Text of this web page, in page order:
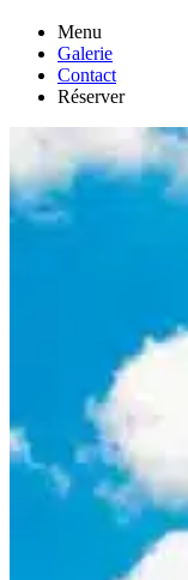
Menu
Galerie
Contact
Réserver